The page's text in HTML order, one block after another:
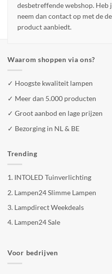
desbetreffende webshop. Heb
neem dan contact op met de
product aanbiedt.
Waarom shoppen via ons?
✓ Hoogste kwaliteit lampen
✓ Meer dan 5.000 producten
✓ Groot aanbod en lage prijzen
✓ Bezorging in NL & BE
Trending
1. INTOLED Tuinverlichting
2. Lampen24 Slimme Lampen
3. Lampdirect Weekdeals
4. Lampen24 Sale
Voor bedrijven